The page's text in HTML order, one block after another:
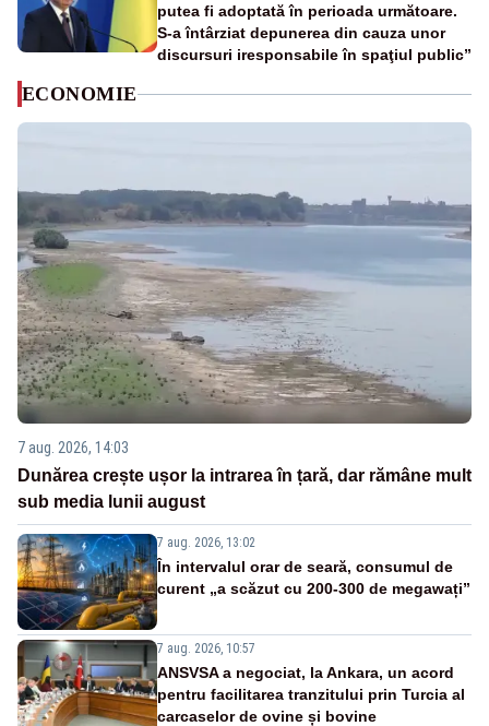
putea fi adoptată în perioada următoare.
S-a întârziat depunerea din cauza unor
discursuri iresponsabile în spaţiul public”
ECONOMIE
7 aug. 2026, 14:03
Dunărea crește ușor la intrarea în țară, dar rămâne mult
sub media lunii august
7 aug. 2026, 13:02
În intervalul orar de seară, consumul de
curent „a scăzut cu 200-300 de megawați”
7 aug. 2026, 10:57
ANSVSA a negociat, la Ankara, un acord
pentru facilitarea tranzitului prin Turcia al
carcaselor de ovine și bovine